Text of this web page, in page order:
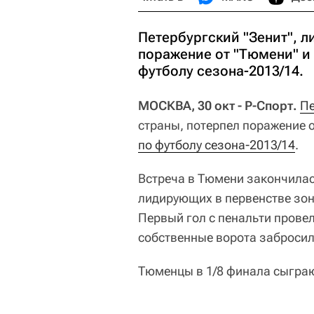
Петербургский "Зенит",
поражение от "Тюмени" и
футболу сезона-2013/14.
МОСКВА, 30 окт - Р-Спорт.
страны, потерпел поражение
по футболу сезона-2013/14.
Встреча в Тюмени
лидирующих в первенстве
Первый гол с пенальти
собственные ворота
Тюменцы в 1/8 финала